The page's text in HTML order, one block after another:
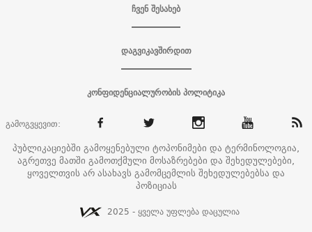
ჩვენ შესახებ
დაგვიკავშირდით
კონფიდენციალურობის პოლიტიკა
გამოგვყევით:
პუბლიკაციებში გამოყენებული ტოპონიმები და ტერმინოლოგია,
აგრეთვე მათში გამოთქმული მოსაზრებები და შეხედულებები,
ყოველთვის არ ასახავს გამომცემლის შეხედულებებსა და
პოზიციას
2025 - ყველა უფლება დაცულია